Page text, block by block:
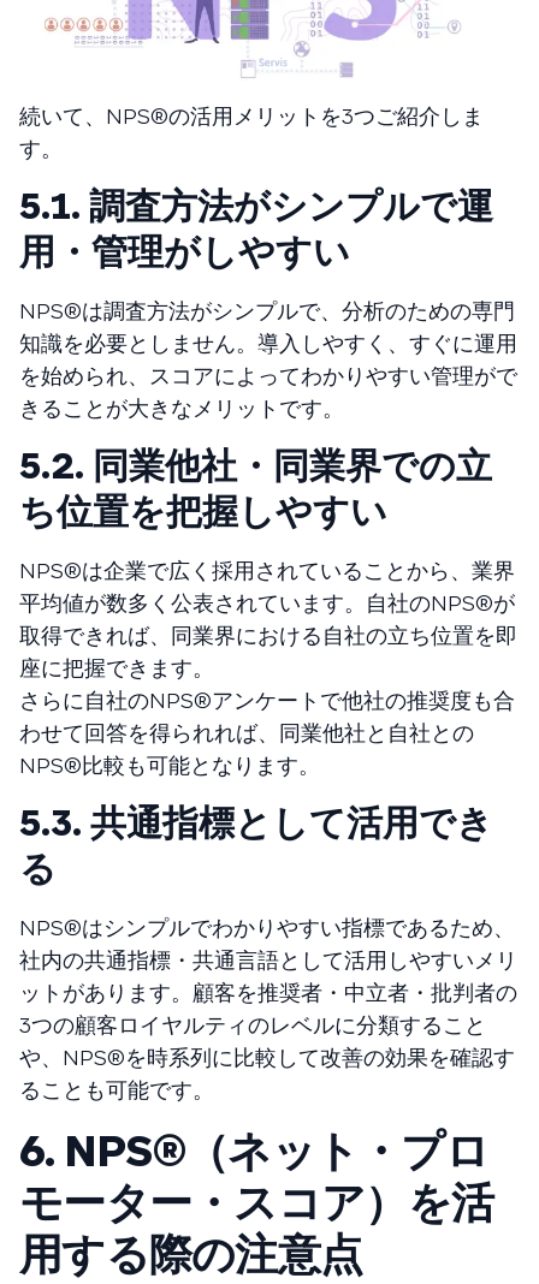
続いて、NPS®️の活用メリットを3つご紹介しま
す。
5.1. 調査方法がシンプルで運
用・管理がしやすい
NPS®️は調査方法がシンプルで、分析のための専門
知識を必要としません。導入しやすく、すぐに運用
を始められ、スコアによってわかりやすい管理がで
きることが大きなメリットです。
5.2. 同業他社・同業界での立
ち位置を把握しやすい
NPS®️は企業で広く採用されていることから、業界
平均値が数多く公表されています。自社のNPS®️が
取得できれば、同業界における自社の立ち位置を即
座に把握できます。
さらに自社のNPS®️アンケートで他社の推奨度も合
わせて回答を得られれば、同業他社と自社との
NPS®️比較も可能となります。
5.3. 共通指標として活用でき
る
NPS®️はシンプルでわかりやすい指標であるため、
社内の共通指標・共通言語として活用しやすいメリ
ットがあります。顧客を推奨者・中立者・批判者の
3つの顧客ロイヤルティのレベルに分類すること
や、NPS®️を時系列に比較して改善の効果を確認す
ることも可能です。
6. NPS®（ネット・プロ
モーター・スコア）を活
用する際の注意点